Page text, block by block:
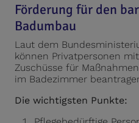
Förderung für den
Badumbau
Laut dem
können Privatpersonen
Zuschüsse für
im Badezimmer
Die wichtigsten Punkte: